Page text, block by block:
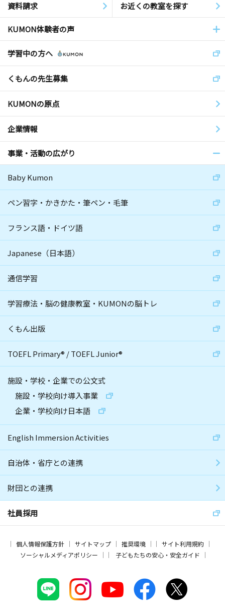
資料請求 お近くの教室を探す
KUMON体験者の声
学習中の方へ
くもんの先生募集
KUMONの原点
企業情報
事業・活動の広がり
Baby Kumon
ペン習字・かきかた・筆ペン・毛筆
フランス語・ドイツ語
Japanese（日本語）
通信学習
学習療法・脳の健康教室・KUMONの脳トレ
くもん出版
TOEFL Primary® /TOEFL Junior®
施設・学校・企業での公文式
施設・学校向け導入事業
企業・学校向け日本語
English Immersion Activities
自治体・省庁との連携
財団との連携
社員採用
個人情報保護方針 サイトマップ 推奨環境
サイト利用規約
ソーシャルメディアポリシー
子どもたちの安心・安全ガイド